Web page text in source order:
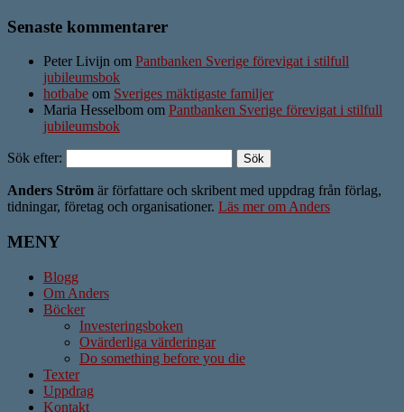
Senaste kommentarer
Peter Livijn om Pantbanken Sverige förevigat i stilfull
jubileumsbok
hotbabe om Sveriges mäktigaste familjer
Maria Hesselbom om Pantbanken Sverige förevigat i stilfull
jubileumsbok
Sök efter:
Anders Ström är författare och skribent med uppdrag från förlag,
tidningar, företag och organisationer. Läs mer om Anders
MENY
Blogg
Om Anders
Böcker
Investeringsboken
Ovärderliga värderingar
Do something before you die
Texter
Uppdrag
Kontakt